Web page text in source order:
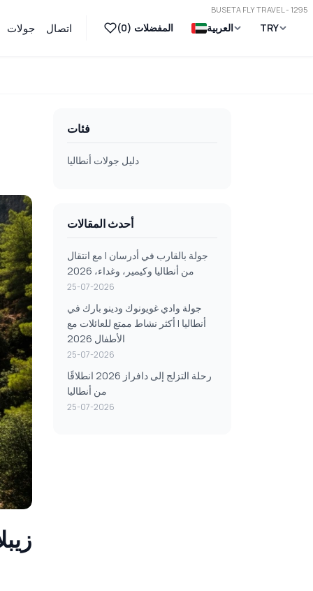
BUSETA FLY TRAVEL - 1295
جولات اتصال المفضلات (0
) العربية TRY
فئات
دليل جولات أنطاليا
أحدث المقالات
جولة بالقارب في أدرسان | مع انتقال
من أنطاليا وكيمير، وغداء، 2026
25-07-2026
جولة وادي غويونوك ودينو بارك في
أنطاليا | أكثر نشاط ممتع للعائلات مع
الأطفال 2026
25-07-2026
رحلة التزلج إلى دافراز 2026 انطلاقًا
من أنطاليا
25-07-2026